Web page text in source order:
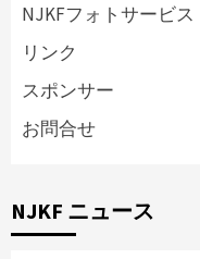
NJKFフォトサービス
リンク
スポンサー
お問合せ
NJKF ニュース